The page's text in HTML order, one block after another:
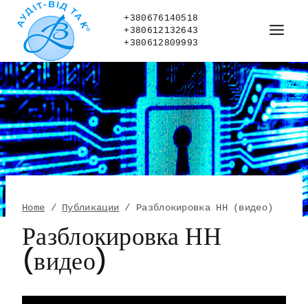
content
+380676140518
+380612132643
+380612809993
Home / Публикации / Разблокировка НН (видео)
Разблокировка НН
(видео)